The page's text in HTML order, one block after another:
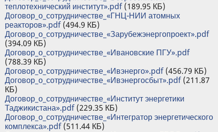
теплотехнический институт».pdf (189.95 КБ)
Договор_о_сотрудничестве_«ГНЦ-НИИ атомных
реакторов».pdf (494.9 КБ)
Договор_о_сотрудничестве_«Зарубежэнергопроект».pdf
(394.09 КБ)
Договор_о_сотрудничестве_«Ивановские ПГУ».pdf
(788.39 КБ)
Договор_о_сотрудничестве_«Ивэнерго».pdf (456.79 КБ)
Договор_о_сотрудничестве_«Ивэнергосбыт».pdf (211.87
КБ)
Договор_о_сотрудничестве_«Институт энергетики
Таджикистана».pdf (229.35 КБ)
Договор_о_сотрудничестве_«Интегратор энергетического
комплекса».pdf (511.44 КБ)